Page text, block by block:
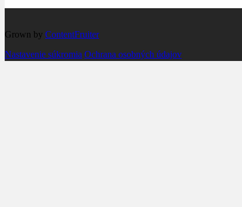
Grown by ContentFruiter
Nastavenie súkromia Ochrana osobných údajov